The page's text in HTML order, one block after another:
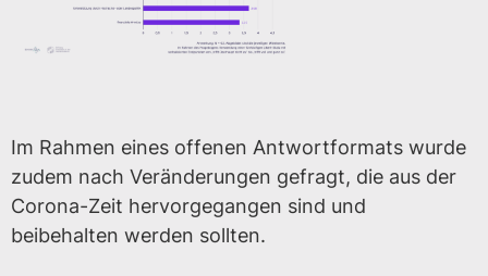
Im Rahmen eines offenen Antwortformats wurde
zudem nach Veränderungen gefragt, die aus der
Corona-Zeit hervorgegangen sind und
beibehalten werden sollten.